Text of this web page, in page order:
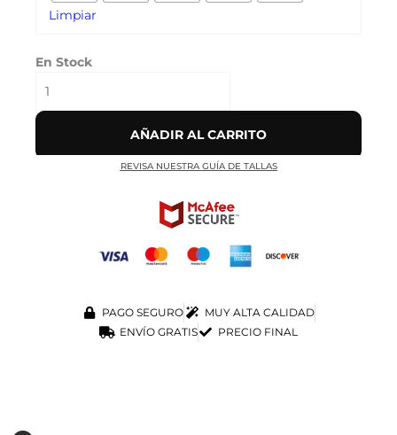
Limpiar
En Stock
AÑADIR AL CARRITO
REVISA NUESTRA GUÍA DE TALLAS
PAGO SEGURO
MUY ALTA CALIDAD
ENVÍO GRATIS
PRECIO FINAL